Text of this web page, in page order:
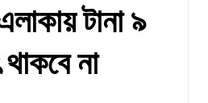
টানা ৯
না